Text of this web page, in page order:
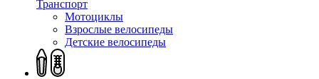
Транспорт
Мотоциклы
Взрослые велосипеды
Детские велосипеды